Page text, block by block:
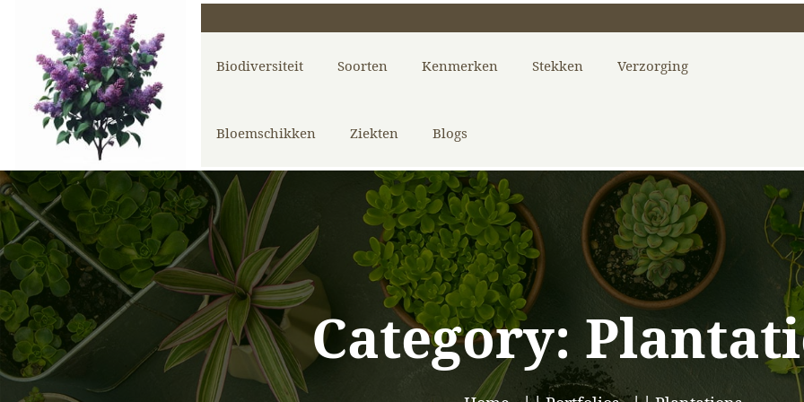
Biodiversiteit Soorten Kenmerken Stekken Verzorging
Bloemschikken Ziekten Blogs
Category: